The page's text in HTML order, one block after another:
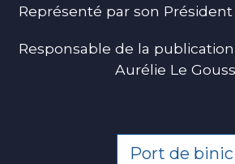
Représenté par son Président
Responsable de la
Aurélie Le
Port de binic